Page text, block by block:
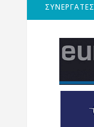
ΣΥΝΕΡΓΑΤΕΣ